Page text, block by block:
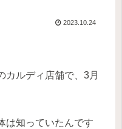
2023.10.24
カルディ店舗で、3月
は知っていたんです